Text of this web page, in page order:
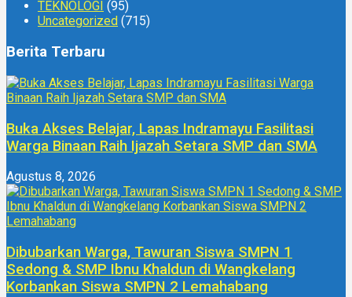
TEKNOLOGI (95)
Uncategorized (715)
Berita Terbaru
Buka Akses Belajar, Lapas Indramayu Fasilitasi
Warga Binaan Raih Ijazah Setara SMP dan SMA
Agustus 8, 2026
Dibubarkan Warga, Tawuran Siswa SMPN 1
Sedong & SMP Ibnu Khaldun di Wangkelang
Korbankan Siswa SMPN 2 Lemahabang